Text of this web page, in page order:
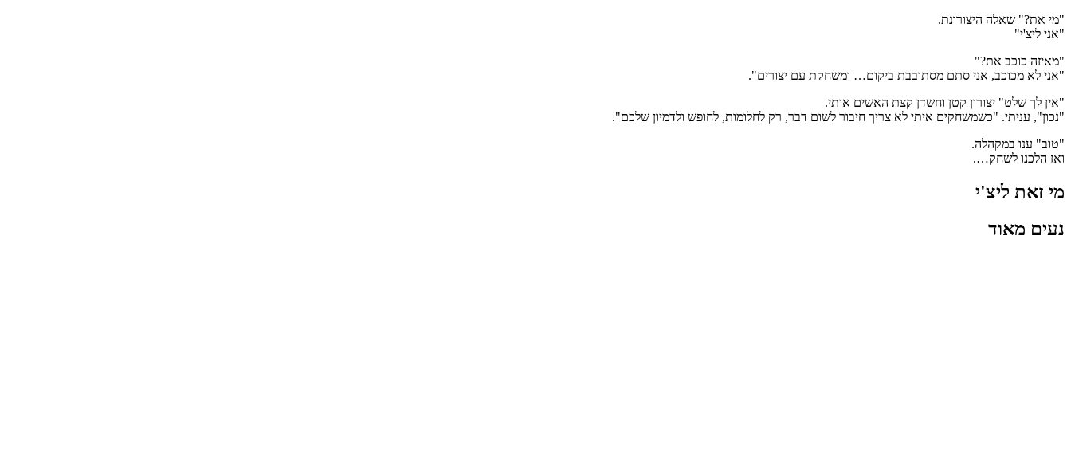
"מי את?" שאלה היצורונת.
"אני ליצ'י"
"מאיזה כוכב את?"
"אני לא מכוכב, אני סתם מסתובבת ביקום… ומשחקת עם יצורים".
"אין לך שלט" יצורון קטן וחשדן קצת האשים אותי.
"נכון", עניתי. "כשמשחקים איתי לא צריך חיבור לשום דבר, רק לחלומות, לחופש ולדמיון שלכם".
"טוב" ענו במקהלה.
ואז הלכנו לשחק….
מי זאת ליצ'י
נעים מאוד